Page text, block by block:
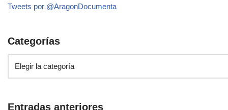
Tweets por @AragonDocumenta
Categorías
Entradas anteriores